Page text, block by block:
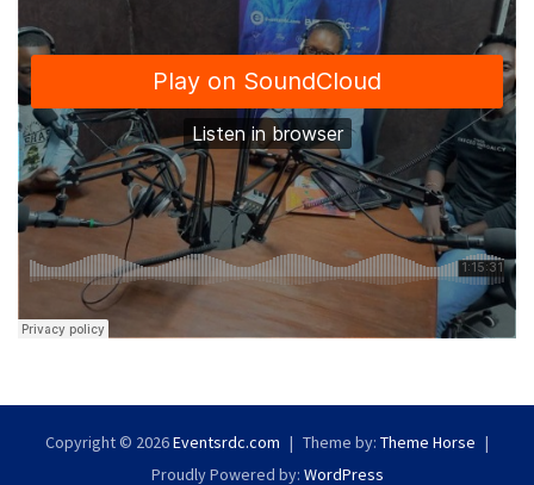
Copyright © 2026Eventsrdc.com Theme by: Theme Horse
Proudly Powered by: WordPress